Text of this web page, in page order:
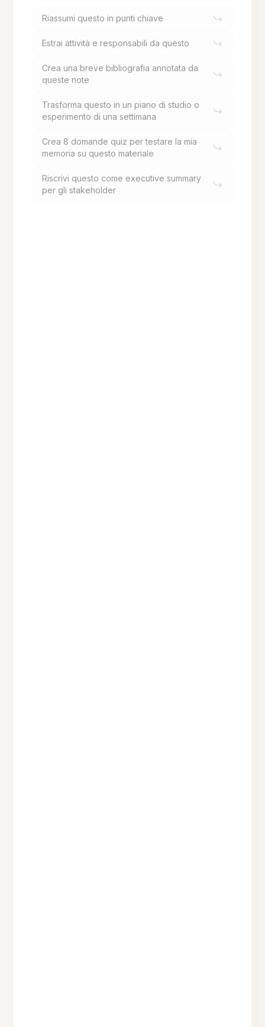
Riassumi questo in punti chiave
Estrai attività e responsabili da questo
Crea una breve bibliografia annotata da
queste note
Trasforma questo in un piano di studio o
esperimento di una settimana
Crea 8 domande quiz per testare la mia
memoria su questo materiale
Riscrivi questo come executive summary
per gli stakeholder